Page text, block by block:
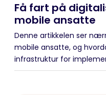
Få fart på
mobile ansatte
Denne artikkelen ser
mobile ansatte, og
infrastruktur for